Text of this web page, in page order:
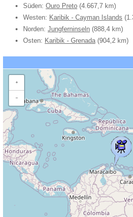
Süden: Ouro Preto (4.667,7 km)
Westen: Karibik - Cayman Islands
Norden: Jungferninseln (888,4 km)
Osten: Karibik - Grenada (904,2 km)
+
−